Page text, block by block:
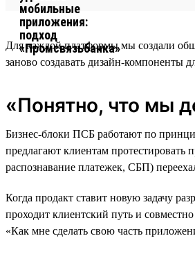
Для каждой платформы мы создали
заново создавать дизайн-компоненты
«Понятно, что мы
Бизнес-блоки ПСБ работают по
предлагают клиентам
распознавание платежек, СБП)
Когда продакт ставит новую задачу
проходит клиентский путь и
«Как мне сделать свою часть